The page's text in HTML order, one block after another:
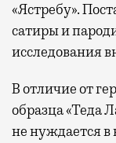
«Ястребу».
сатиры и
исследования
В отличие от
образца «Теда
не нуждается